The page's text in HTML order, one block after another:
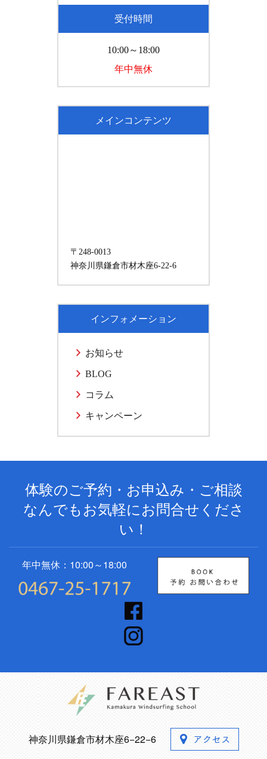
受付時間
10:00～18:00
年中無休
メインコンテンツ
〒248-0013
神奈川県鎌倉市材木座6-22-6
インフォメーション
お知らせ
BLOG
コラム
キャンペーン
体験のご予約・お申込み・ご相談
なんでもお気軽にお問合せくださ
い！
年中無休：10:00～18:00
神奈川県鎌倉市材木座6−22−6